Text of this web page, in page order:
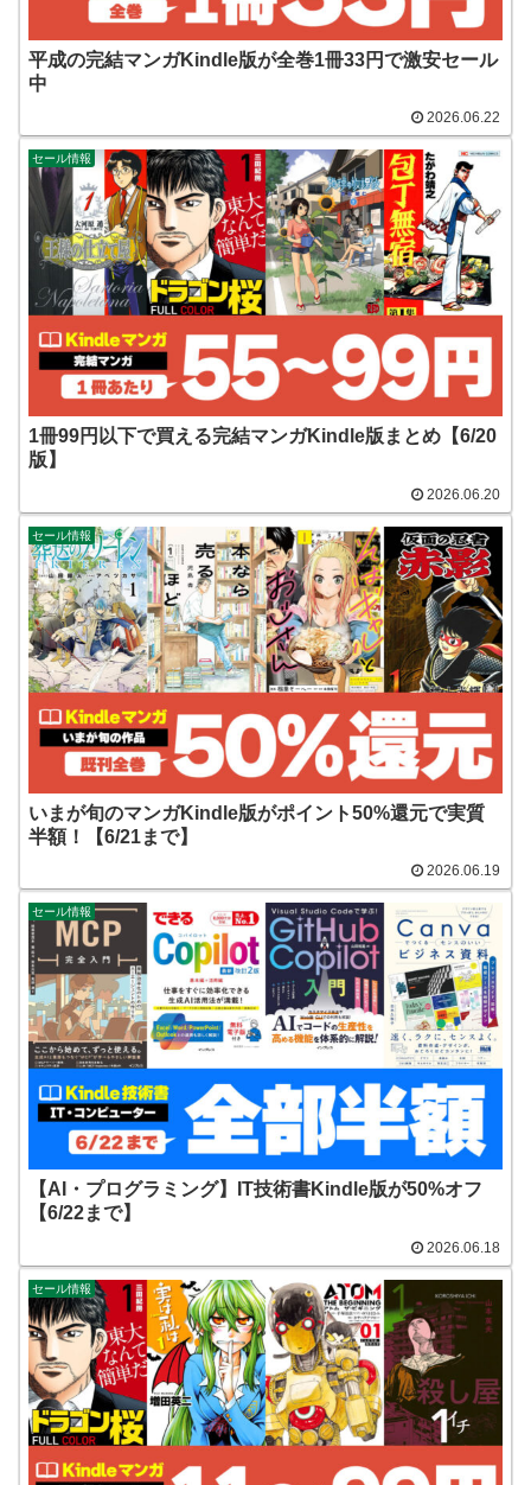
平成の完結マンガKindle版が全巻1冊33円で激安セール
中
2026.06.22
セール情報
1冊99円以下で買える完結マンガKindle版まとめ【6/20
版】
2026.06.20
セール情報
いまが旬のマンガKindle版がポイント50%還元で実質
半額！【6/21まで】
2026.06.19
セール情報
【AI・プログラミング】IT技術書Kindle版が50%オフ
【6/22まで】
2026.06.18
セール情報